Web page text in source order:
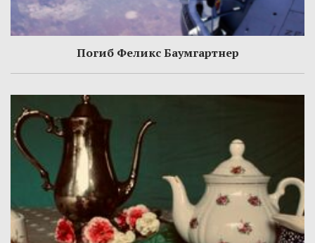
Погиб Феликс Баумгартнер